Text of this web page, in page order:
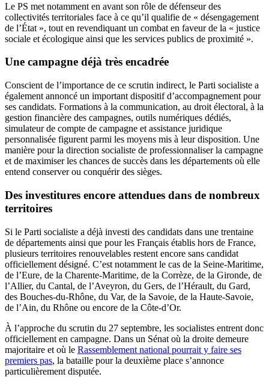
Le PS met notamment en avant son rôle de défenseur des
collectivités territoriales face à ce qu’il qualifie de « désengagement
de l’État », tout en revendiquant un combat en faveur de la « justice
sociale et écologique ainsi que les services publics de proximité ».
Une campagne déjà très encadrée
Conscient de l’importance de ce scrutin indirect, le Parti socialiste a
également annoncé un important dispositif d’accompagnement pour
ses candidats. Formations à la communication, au droit électoral, à la
gestion financière des campagnes, outils numériques dédiés,
simulateur de compte de campagne et assistance juridique
personnalisée figurent parmi les moyens mis à leur disposition. Une
manière pour la direction socialiste de professionnaliser la campagne
et de maximiser les chances de succès dans les départements où elle
entend conserver ou conquérir des sièges.
Des investitures encore attendues dans de nombreux
territoires
Si le Parti socialiste a déjà investi des candidats dans une trentaine
de départements ainsi que pour les Français établis hors de France,
plusieurs territoires renouvelables restent encore sans candidat
officiellement désigné. C’est notamment le cas de la Seine-Maritime,
de l’Eure, de la Charente-Maritime, de la Corrèze, de la Gironde, de
l’Allier, du Cantal, de l’Aveyron, du Gers, de l’Hérault, du Gard,
des Bouches-du-Rhône, du Var, de la Savoie, de la Haute-Savoie,
de l’Ain, du Rhône ou encore de la Côte-d’Or.
À l’approche du scrutin du 27 septembre, les socialistes entrent donc
officiellement en campagne. Dans un Sénat où la droite demeure
majoritaire et où le Rassemblement national pourrait y faire ses
premiers pas, la bataille pour la deuxième place s’annonce
particulièrement disputée.